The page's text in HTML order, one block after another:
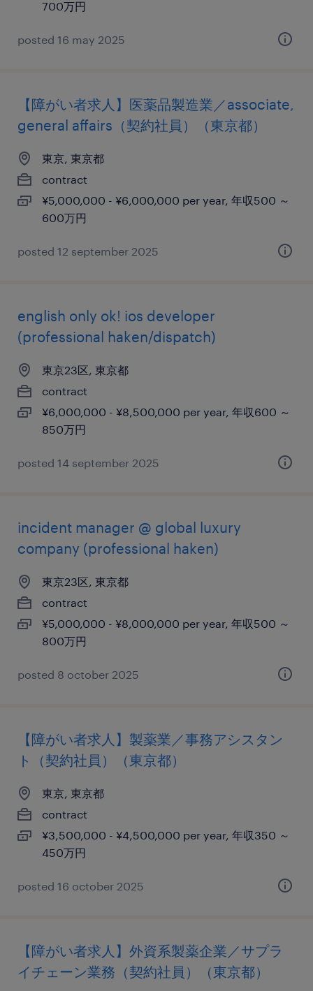
700万円
posted 16 may 2025
【障がい者求人】医薬品製造業／associate,
general affairs（契約社員）（東京都）
東京, 東京都
contract
¥5,000,000 - ¥6,000,000 per year, 年収500 ～
600万円
posted 12 september 2025
english only ok! ios developer
(professional haken/dispatch)
東京23区, 東京都
contract
¥6,000,000 - ¥8,500,000 per year, 年収600 ～
850万円
posted 14 september 2025
incident manager @ global luxury
company (professional haken)
東京23区, 東京都
contract
¥5,000,000 - ¥8,000,000 per year, 年収500 ～
800万円
posted 8 october 2025
【障がい者求人】製薬業／事務アシスタン
ト（契約社員）（東京都）
東京, 東京都
contract
¥3,500,000 - ¥4,500,000 per year, 年収350 ～
450万円
posted 16 october 2025
【障がい者求人】外資系製薬企業／サプラ
イチェーン業務（契約社員）（東京都）